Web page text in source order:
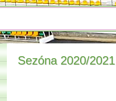
Sezóna 2020/2021